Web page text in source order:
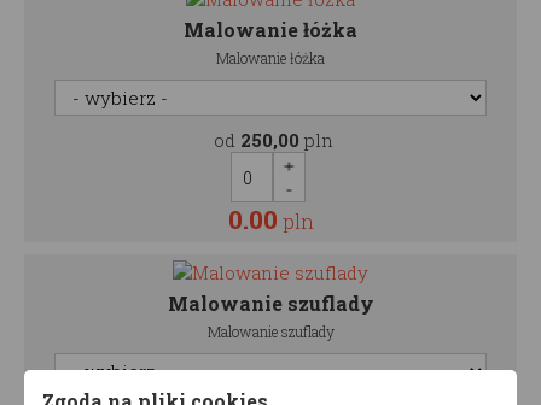
Malowanie łóżka
Malowanie łóżka
od 250,00 pln
0.00 pln
Malowanie szuflady
Malowanie szuflady